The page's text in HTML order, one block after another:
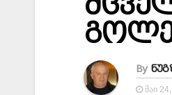
By
ᲛᲐᲘ